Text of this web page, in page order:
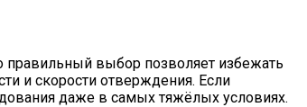
правильный выбор позволяет избежать
и скорости отверждения. Если
даже в самых тяжёлых условиях.